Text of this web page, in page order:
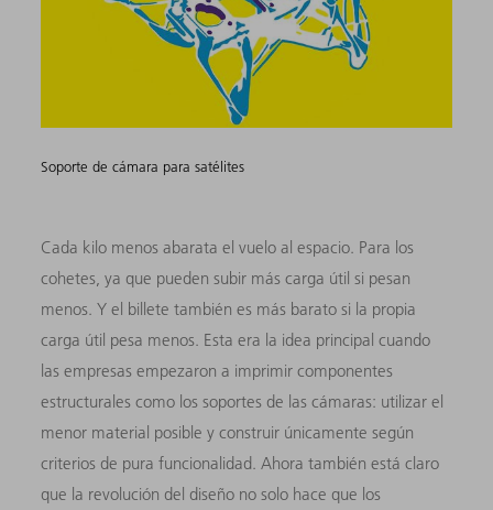
Soporte de cámara para satélites
Cada kilo menos abarata el vuelo al espacio. Para los
cohetes, ya que pueden subir más carga útil si pesan
menos. Y el billete también es más barato si la propia
carga útil pesa menos. Esta era la idea principal cuando
las empresas empezaron a imprimir componentes
estructurales como los soportes de las cámaras: utilizar el
menor material posible y construir únicamente según
criterios de pura funcionalidad. Ahora también está claro
que la revolución del diseño no solo hace que los